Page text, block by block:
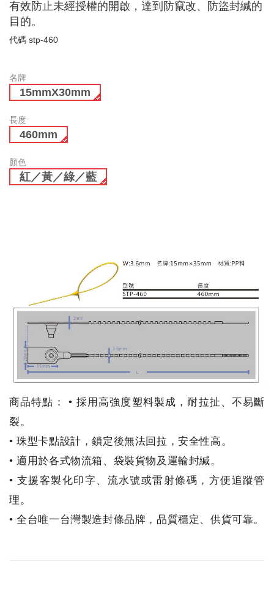
有效防止未經授權的開啟，達到防竄改、防盜封緘的
目的。
代碼 stp-460
名牌
15mmX30mm
長度
460mm
顏色
紅／黃／綠／藍
商品特點： • 採用高強度塑料製成，耐拉扯、不易斷
裂。
• 珠型卡點設計，鎖定後無法回拉，安全性高。
• 適用於各式物流箱、袋裝貨物及運輸封緘。
• 支援客製化印字、流水號或雷射條碼，方便追蹤管
理。
• 全台唯一台灣製造封條品牌，品質穩定、供貨可靠。